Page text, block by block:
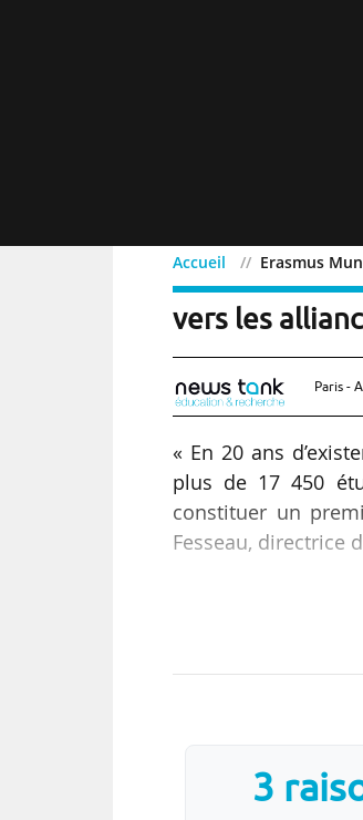
Accueil Erasmus
Erasmus
vers les
Paris -
« En 20 ans
plus de 17 450
constituer un
Fesseau, directrice
organisées par
Un master
supérieur issus
3